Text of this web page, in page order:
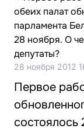
28 ноября 2012
Первое